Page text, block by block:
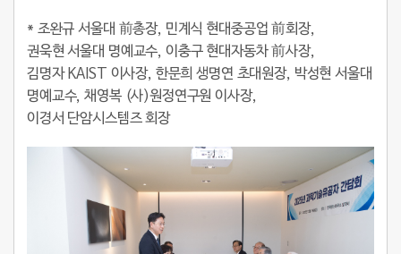
* 조완규서울대 前총장, 민계식 현대중공업 前회장,
권욱현서울대 명예교수, 이충구 현대자동차 前사장,
김명자 KAIST 이사장, 한문희생명연 초대원장, 박성현서울대
명예교수,채영복 (사)원정연구원 이사장,
이경서 단암시스템즈 회장